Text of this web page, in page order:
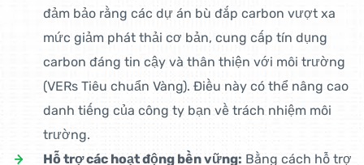
đảm bảo rằng các dự án bù đắp carbon vượt xa
mức giảm phát thải cơ bản, cung cấp tín dụng
carbon đáng tin cậy và thân thiện với môi trường
(VERs Tiêu chuẩn Vàng). Điều này có thể nâng cao
danh tiếng của công ty bạn về trách nhiệm môi
trường.
Hỗ trợ các hoạt động bền vững: Bằng cách hỗ trợ